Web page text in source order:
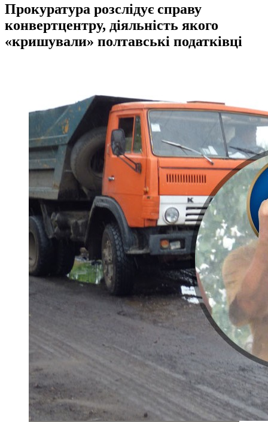
Прокуратура розслідує справу
конвертцентру, діяльність якого
«кришували» полтавські податківці